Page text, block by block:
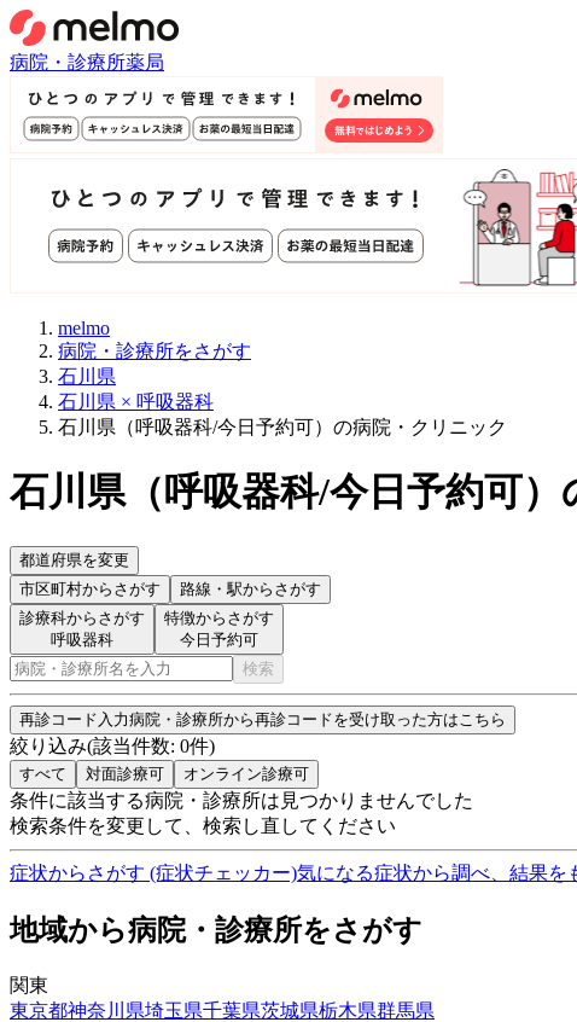
病院・診療所薬局
melmo
病院・診療所をさがす
石川県
石川県 × 呼吸器科
石川県（呼吸器科/今日予約可）の病院・クリニック
石川県（呼吸器科/今日予約可）
都道府県を変更
市区町村からさがす 路線・駅からさがす
診療科からさがす
呼吸器科
特徴からさがす
今日予約可
検索
再診コード入力病院・診療所から再診コードを受け取った方はこちら
絞り込み(該当件数: 0件)
すべて 対面診療可 オンライン診療可
条件に該当する病院・診療所は見つかりませんでした
検索条件を変更して、検索し直してください
症状からさがす (症状チェッカー)気になる症状から調べ、結果を
地域から病院・診療所をさがす
関東
東京都神奈川県埼玉県千葉県茨城県栃木県群馬県